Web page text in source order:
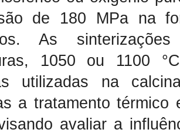
de 180 MPa na
As
1050 ou 1100
utilizadas na
a tratamento
avaliar a